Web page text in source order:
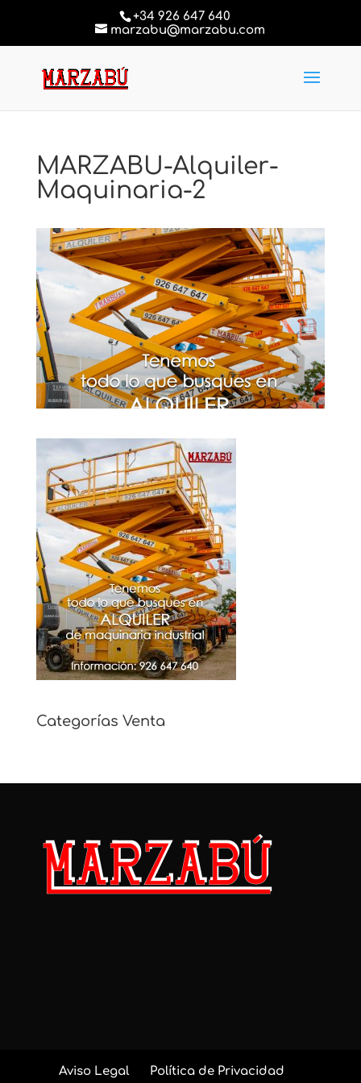
+34 926 647 640
marzabu@marzabu.com
MARZABU-Alquiler-
Maquinaria-2
Categorías Venta
Aviso Legal
Política de Privacidad